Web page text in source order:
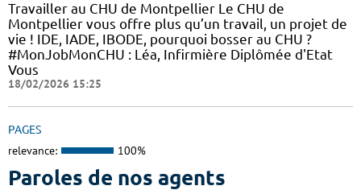
Travailler au CHU de Montpellier Le CHU de
Montpellier vous offre plus qu’un travail, un projet de
vie ! IDE, IADE, IBODE, pourquoi bosser au CHU ?
#MonJobMonCHU : Léa, Infirmière Diplômée d'Etat
Vous
18/02/2026 15:25
PAGES
relevance: 100%
Paroles de nos agents